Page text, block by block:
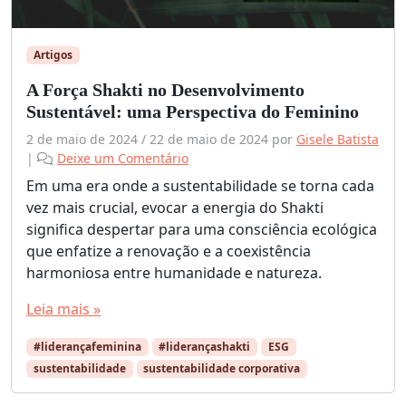
Artigos
A Força Shakti no Desenvolvimento
Sustentável: uma Perspectiva do Feminino
2 de maio de 2024 / 22 de maio de 2024 por Gisele Batista
|
Deixe um Comentário
Em uma era onde a sustentabilidade se torna cada
vez mais crucial, evocar a energia do Shakti
significa despertar para uma consciência ecológica
que enfatize a renovação e a coexistência
harmoniosa entre humanidade e natureza.
Leia mais »
#liderançafeminina #liderançashakti
ESG
sustentabilidade
sustentabilidade corporativa